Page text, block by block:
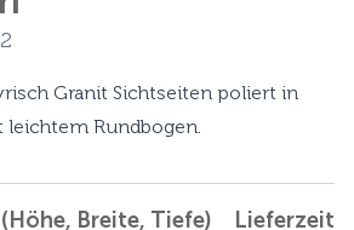
Granit Sichtseiten poliert in
Rundbogen.
Breite, Tiefe)
Lieferzeit